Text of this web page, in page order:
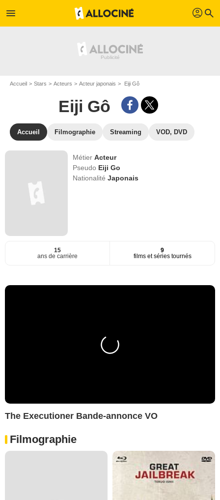
menu profil search
Accueil Stars Acteurs Acteur japonais Eiji Gô
Eiji Gô
Accueil Filmographie Streaming VOD, DVD
MétierActeur
Pseudo Eiji Go
NationalitéJaponais
15
ans de carrière
9
films et séries tournés
The Executioner Bande-annonce VO
Filmographie